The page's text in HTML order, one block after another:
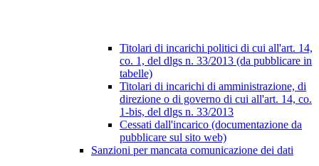
Titolari di incarichi politici di cui all'art. 14,
co. 1, del dlgs n. 33/2013 (da pubblicare in
tabelle)
Titolari di incarichi di amministrazione, di
direzione o di governo di cui all'art. 14, co.
1-bis, del dlgs n. 33/2013
Cessati dall'incarico (documentazione da
pubblicare sul sito web)
Sanzioni per mancata comunicazione dei dati